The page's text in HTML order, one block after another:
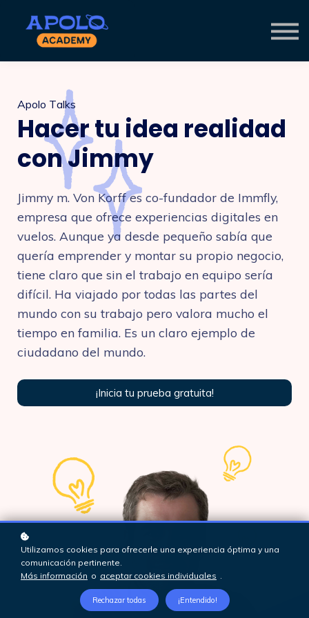
Apolo Talks
Hacer tu idea realidad
con Jimmy
Jimmy m. Von Korff es co-fundador de Immfly,
empresa que ofrece experiencias digitales en
vuelos. Aunque ya desde pequeño sabía que
quería emprender y montar su propio negocio,
tiene claro que sin el trabajo en equipo sería
difícil. Ha viajado por todas las partes del
mundo con su trabajo pero valora mucho el
tiempo en familia. Es un claro ejemplo de
ciudadano del mundo.
¡Inicia tu prueba gratuita!
Utilizamos cookies para ofrecerle una experiencia óptima y una
comunicación pertinente.
Más información o aceptar cookies individuales .
Rechazar todas ¡Entendido!